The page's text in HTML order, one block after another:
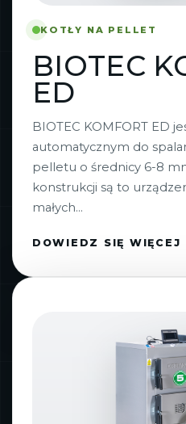
KOTŁY NA PELLET
BIOTEC
ED
BIOTEC KOMFORT ED
automatycznym do
pelletu o średnicy 6-8
konstrukcji są to
małych...
DOWIEDZ SIĘ WIĘCEJ